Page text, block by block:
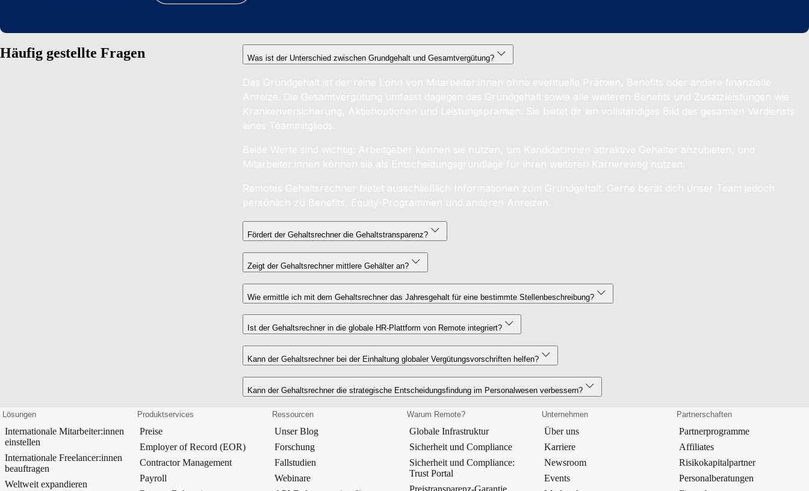
Häufig gestellte Fragen Was ist der Unterschied zwischen Grundgehalt und Gesamtvergütung?
Das Grundgehalt ist der reine Lohn von Mitarbeiter:innen ohne eventuelle Prämien, Benefits oder andere finanzielle
Anreize. Die Gesamtvergütung umfasst dagegen das Grundgehalt sowie alle weiteren Benefits und Zusatzleistungen wie
Krankenversicherung, Aktienoptionen und Leistungsprämien. Sie bietet dir ein vollständiges Bild des gesamten Verdiensts
eines Teammitglieds.
Beide Werte sind wichtig: Arbeitgeber können sie nutzen, um Kandidat:innen attraktive Gehälter anzubieten, und
Mitarbeiter:innen können sie als Entscheidungsgrundlage für ihren weiteren Karriereweg nutzen.
Remotes Gehaltsrechner bietet ausschließlich Informationen zum Grundgehalt. Gerne berät dich unser Team jedoch
persönlich zu Benefits, Equity-Programmen und anderen Anreizen.
Fördert der Gehaltsrechner die Gehaltstransparenz?
Zeigt der Gehaltsrechner mittlere Gehälter an?
Wie ermittle ich mit dem Gehaltsrechner das Jahresgehalt für eine bestimmte Stellenbeschreibung?
Ist der Gehaltsrechner in die globale HR-Plattform von Remote integriert?
Kann der Gehaltsrechner bei der Einhaltung globaler Vergütungsvorschriften helfen?
Kann der Gehaltsrechner die strategische Entscheidungsfindung im Personalwesen verbessern?
Lösungen
Internationale Mitarbeiter:innen
einstellen
Internationale Freelancer:innen
beauftragen
Weltweit expandieren
Produktservices
Preise
Employer of Record (EOR)
Contractor Management
Payroll
Ressourcen
Unser Blog
Forschung
Fallstudien
Webinare
Warum Remote?
Globale Infrastruktur
Sicherheit und Compliance
Sicherheit und Compliance:
Trust Portal
Unternehmen
Über uns
Karriere
Newsroom
Events
Partnerschaften
Partnerprogramme
Affiliates
Risikokapitalpartner
Personalberatungen